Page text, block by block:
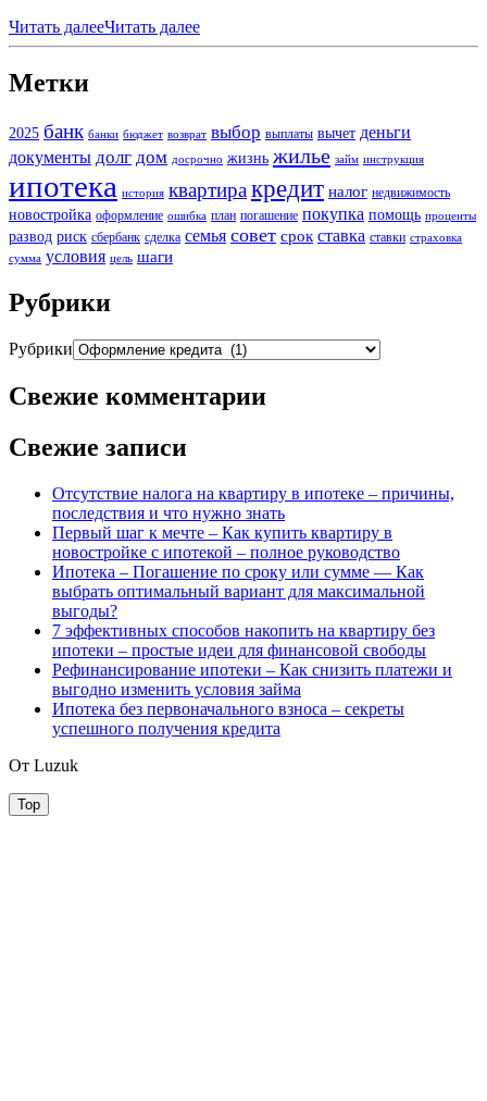
Читать далееЧитать далее
Метки
2025 банк банки бюджет возврат выбор выплаты вычет деньги
документы долг дом досрочно жизнь жилье займ инструкция
ипотека история квартиракредит налог недвижимость
новостройка оформление ошибка план погашение покупка помощь проценты
развод риск сбербанк сделка семья совет срок ставка ставки страховка
сумма условия цель шаги
Рубрики
Рубрики
Свежие комментарии
Свежие записи
Отсутствие налога на квартиру в ипотеке – причины,
последствия и что нужно знать
Первый шаг к мечте – Как купить квартиру в
новостройке с ипотекой – полное руководство
Ипотека – Погашение по сроку или сумме — Как
выбрать оптимальный вариант для максимальной
выгоды?
7 эффективных способов накопить на квартиру без
ипотеки – простые идеи для финансовой свободы
Рефинансирование ипотеки – Как снизить платежи и
выгодно изменить условия займа
Ипотека без первоначального взноса – секреты
успешного получения кредита
От Luzuk
Top